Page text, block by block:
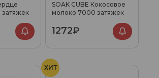
SOAK CUBE Кокосовое
молоко 7000 затяжек
1272₽
ХИТ